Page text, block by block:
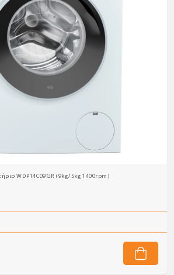
WDP14C09GR (9kg/5kg 1400rpm)